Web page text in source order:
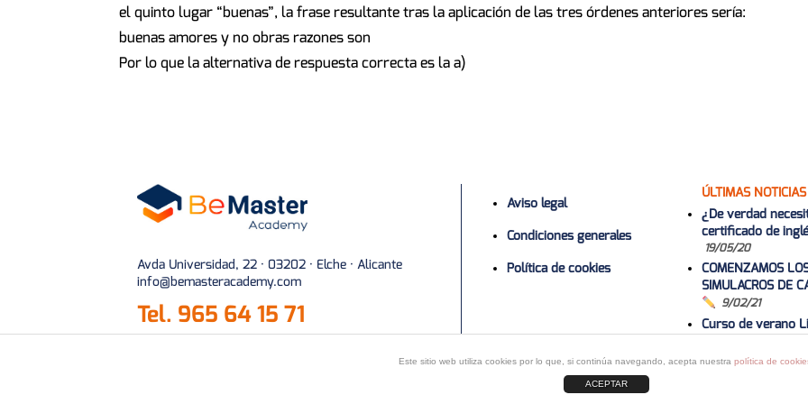
el quinto lugar “buenas”, la frase resultante tras la aplicación de las tres órdenes anteriores sería:
buenas amores y no obras razones son
Por lo que la alternativa de respuesta correcta es la a)
Este sitio web utiliza cookies por lo que, si continúa navegando, acepta nuestra política de
ACEPTAR
Avda Universidad, 22 · 03202 · Elche · Alicante
info@bemasteracademy.com
Tel. 965 64 15 71
Aviso legal
Condiciones generales
Política de cookies
ÚLTIMAS NOTICIAS
¿De verdad
certificado de
19/05/20
COMENZAMOS
SIMULACROS DE
9/02/21
Curso de verano
Curso 2020-